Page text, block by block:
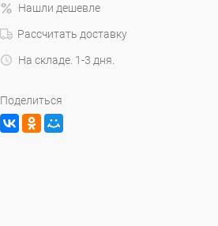
Нашли дешевле
Рассчитать доставку
На складе. 1-3 дня.
Поделиться